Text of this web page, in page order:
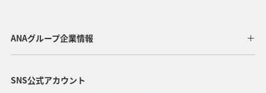
夏 沖縄 名古屋 フォトジェニックな写真を撮る
ワカサギ 川
ANAグループ企業情報
SNS公式アカウント